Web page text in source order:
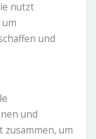
nutzt
und
und
um